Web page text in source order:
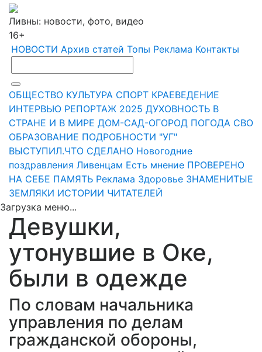
Ливны: новости, фото, видео
16+
НОВОСТИ Архив статей Топы Реклама Контакты
ОБЩЕСТВО КУЛЬТУРА СПОРТ КРАЕВЕДЕНИЕ
ИНТЕРВЬЮ РЕПОРТАЖ 2025 ДУХОВНОСТЬ В
СТРАНЕ И В МИРЕ ДОМ-САД-ОГОРОД ПОГОДА СВО
ОБРАЗОВАНИЕ ПОДРОБНОСТИ "УГ"
ВЫСТУПИЛ.ЧТО СДЕЛАНО Новогодние
поздравления Ливенцам Есть мнение ПРОВЕРЕНО
НА СЕБЕ ПАМЯТЬ Реклама Здоровье ЗНАМЕНИТЫЕ
ЗЕМЛЯКИ ИСТОРИИ ЧИТАТЕЛЕЙ
Загрузка меню...
Девушки,
утонувшие в Оке,
были в одежде
По словам начальника
управления по делам
гражданской обороны,